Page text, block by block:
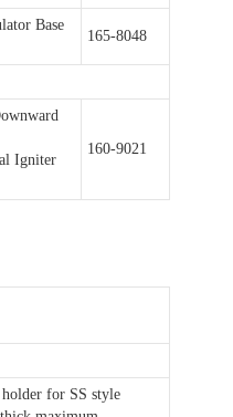
Base
165-8048
Igniter
160-9021
for SS style